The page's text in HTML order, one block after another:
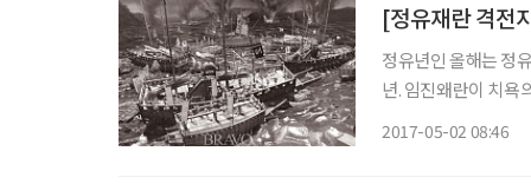
[정유재란 격전
정유년인 올해는 정
년. 임진왜란이 치욕
2017-05-02 08:46